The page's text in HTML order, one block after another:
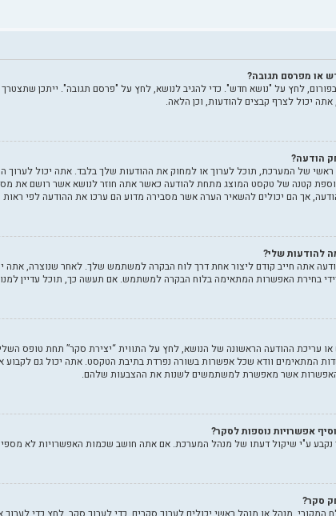
או מפרסם תגובה?
לחץ על "נושא חדש". כדי להגיב לנושא, לחץ על "פרסם תגובה". ייתכן
יכול לצרף קבצים להודעות, וכן הלאה.
הודעה?
ראשי של המערכת, תוכל לערוך או למחוק את ההודעות שלך בלבד. אתה יכול
קטנה של טקסט המוצג מתחת להודעה כאשר אתה חוזר לנושא אשר רושם את
אך הם יכולים להשאיר הערה אשר מסבירה מדוע הם ערכו את ההודעה לפי
להודעות שלי?
אתה חייב קודם ליצור אחת דרך לוח הבקרה למשתמש שלך. לאחר שנוצרה, אתה
בחירת האפשרות המתאימה בלוח הבקרה למשתמש. אם תעשה כך, תוכל עדיין
עריכת ההודעה הראשונה של הנושא, לחץ על התווית “יצירת סקר” תחת טופס
המתאימים וודא שכל אפשרות בשורה נפרדת בתיבת הטקסט. אתה יכול גם
אפשרויות נוספות לסקר?
נקבע ע"י שיקול דעתו של מנהל המערכת. אם אתה חושב שכמות האפשרויות לא
סקר?